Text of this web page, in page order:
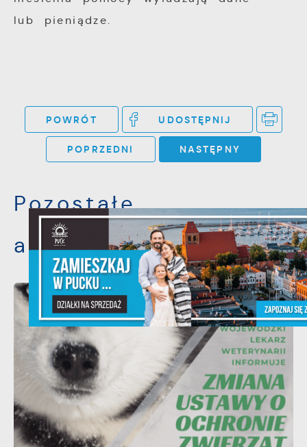
lub pieniądze.
POWRÓT UDOSTĘPNIJ
POPRZEDNI NASTĘPNY
Pozostałe
aktualności